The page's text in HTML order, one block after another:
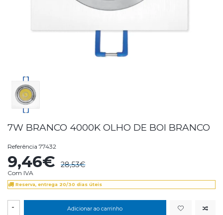
7W BRANCO 4000K OLHO DE BOI BRANCO
Referência 77432
9,46€ 28,53€
Com IVA
Reserva, entrega 20/30 dias úteis
- Adicionar ao carrinho